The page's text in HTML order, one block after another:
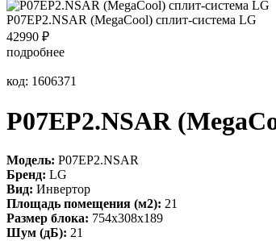
P07EP2.NSAR (MegaCool) сплит-система LG
42990 ₽
подробнее
код: 1606371
P07EP2.NSAR
Модель: P07EP2.NSAR
Бренд: LG
Вид: Инвертор
Площадь помещения (м2): 21
Размер блока: 754x308x189
Шум (дБ): 21